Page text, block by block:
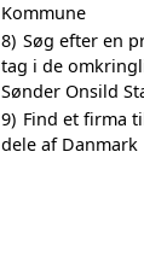
Kommune
8) Søg efter en
tag i de
Sønder Onsild
9) Find et firma
dele af Danmark